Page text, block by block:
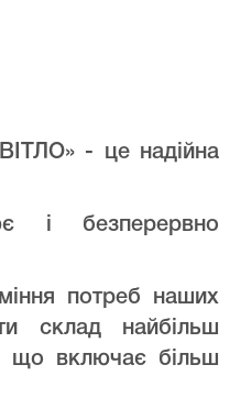
- це надійна
і безперервно
потреб наших
склад найбільш
що включає більш